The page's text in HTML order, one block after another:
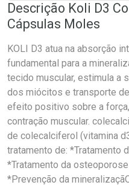
Descrição Koli D3
Cápsulas Moles
KOLI D3 atua na absorção
fundamental para a
tecido muscular, estimula a
dos miócitos e transporte
efeito positivo sobre a
contração muscular.
de colecalciferol (vitamina
tratamento de: *Tratamento
*Tratamento da
*Prevenção da